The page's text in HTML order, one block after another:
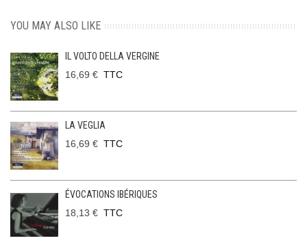
YOU MAY ALSO LIKE
IL VOLTO DELLA VERGINE
16,69 € TTC
LA VEGLIA
16,69 € TTC
ÉVOCATIONS IBÉRIQUES
18,13 € TTC